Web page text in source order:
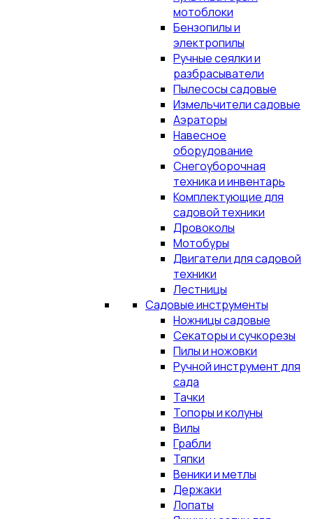
мотоблоки
Бензопилы и
электропилы
Ручные сеялки и
разбрасыватели
Пылесосы садовые
Измельчители садовые
Аэраторы
Навесное
оборудование
Снегоуборочная
техника и инвентарь
Комплектующие для
садовой техники
Дровоколы
Мотобуры
Двигатели для садовой
техники
Лестницы
Садовые инструменты
Ножницы садовые
Секаторы и сучкорезы
Пилы и ножовки
Ручной инструмент для
сада
Тачки
Топоры и колуны
Вилы
Грабли
Тяпки
Веники и метлы
Держаки
Лопаты